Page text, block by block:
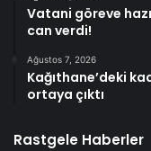
Vatani göreve
can verdi!
Ağustos 7, 2026
Kağıthane’deki
ortaya çıktı
Rastgele Haberler